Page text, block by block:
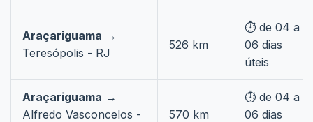
Araçariguama →
Teresópolis - RJ
526 km
⏱️ de 04 a
06 dias
úteis
Araçariguama →
Alfredo Vasconcelos -
570 km
⏱️ de 04 a
06 dias